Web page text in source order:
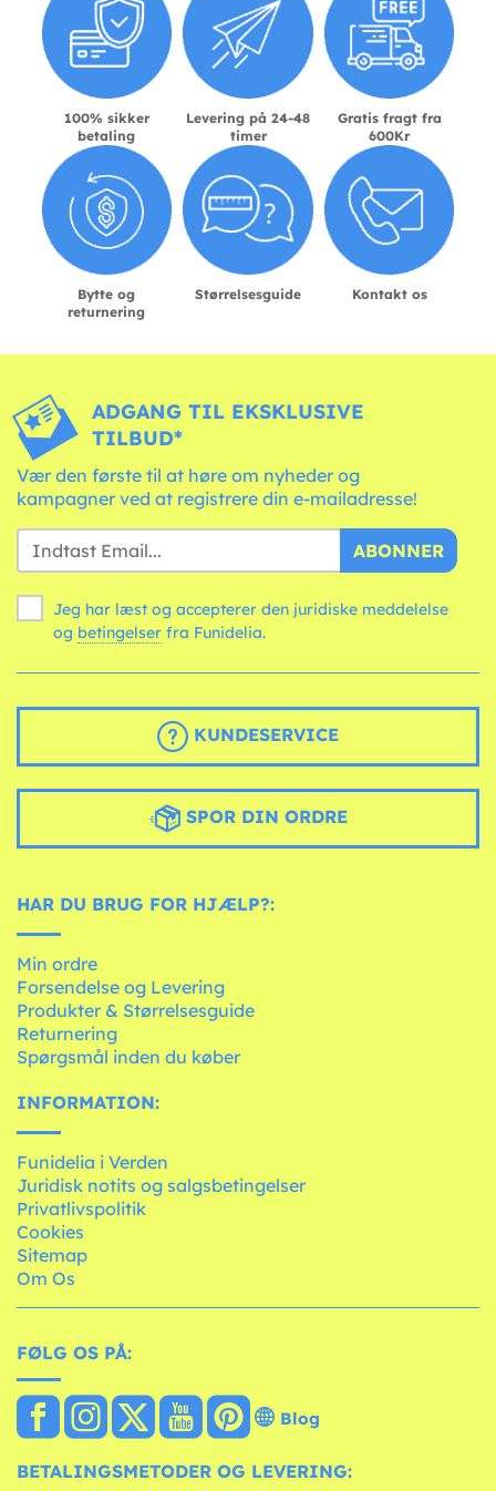
100% sikker
betaling
Levering på 24-48
timer
Gratis fragt fra
600Kr
Bytte og
returnering
Størrelsesguide Kontakt os
ADGANG TIL EKSKLUSIVE
TILBUD*
Vær den første til at høre om nyheder og
kampagner ved at registrere din e-mailadresse!
ABONNER
Jeg har læst og accepterer den juridiske meddelelse
og betingelser fra Funidelia.
KUNDESERVICE
SPOR DIN ORDRE
HAR DU BRUG FOR HJÆLP?:
Min ordre
Forsendelse og Levering
Produkter & Størrelsesguide
Returnering
Spørgsmål inden du køber
INFORMATION:
Funidelia i Verden
Juridisk notits og salgsbetingelser
Privatlivspolitik
Cookies
Sitemap
Om Os
FØLG OS PÅ:
Blog
BETALINGSMETODER OG LEVERING: